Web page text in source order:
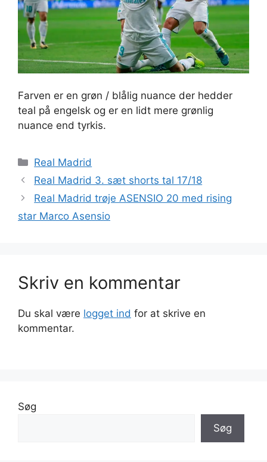
Farven er en grøn / blålig nuance der hedder
teal på engelsk og er en lidt mere grønlig
nuance end tyrkis.
Kategorier
Real Madrid
Real Madrid 3. sæt shorts tal 17/18
Real Madrid trøje ASENSIO 20 med rising
star Marco Asensio
Skriv en kommentar
Du skal være logget ind for at skrive en
kommentar.
Søg
Søg